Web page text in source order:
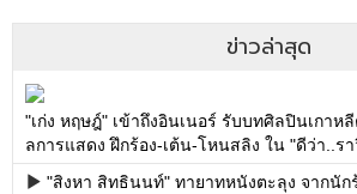
ข่าวล่าสุด
"เก่ง หฤษฎ์" เข้าถึงอินเนอร์ รับบทศิลปินเกาห
ลการแสดง ฝึกร้อง-เต้น-โหนสลิง ใน "ดีว่า..ร
"สิงหา สิทธินนท์" ทายาทหนังตะลุง จากนัก